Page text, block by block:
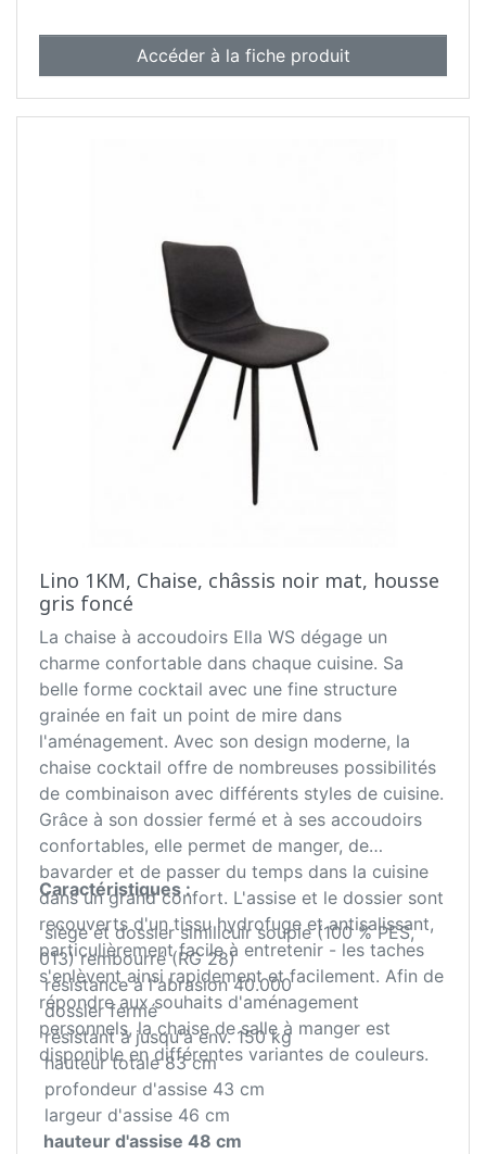
Accéder à la fiche produit
Lino 1KM, Chaise, châssis noir mat, housse
gris foncé
La chaise à accoudoirs Ella WS dégage un
charme confortable dans chaque cuisine. Sa
belle forme cocktail avec une fine structure
grainée en fait un point de mire dans
l'aménagement. Avec son design moderne, la
chaise cocktail offre de nombreuses possibilités
de combinaison avec différents styles de cuisine.
Grâce à son dossier fermé et à ses accoudoirs
confortables, elle permet de manger, de
bavarder et de passer du temps dans la cuisine
dans un grand confort. L'assise et le dossier sont
recouverts d'un tissu hydrofuge et antisalissant,
particulièrement facile à entretenir - les taches
s'enlèvent ainsi rapidement et facilement. Afin de
répondre aux souhaits d'aménagement
personnels, la chaise de salle à manger est
disponible en différentes variantes de couleurs.
Caractéristiques :
siège et dossier similicuir souple (100 % PES,
013) rembourré (RG 28)
résistance à l'abrasion 40.000
dossier fermé
résistant à jusqu'à env. 150 kg
hauteur totale 83 cm
profondeur d'assise 43 cm
largeur d'assise 46 cm
hauteur d'assise 48 cm